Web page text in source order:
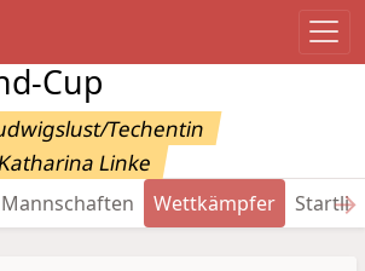
Cup
Techentin
Linke
Mannschaften Wettkämpfer →